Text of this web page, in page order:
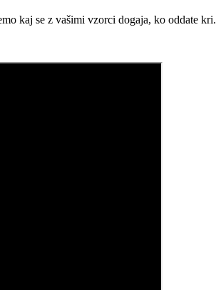
kaj se z vašimi vzorci dogaja, ko oddate kri.